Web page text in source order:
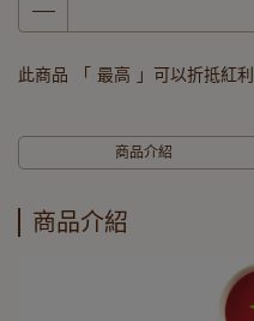
此商品 「 最高 」可以折抵紅利
商品介紹
商品介紹